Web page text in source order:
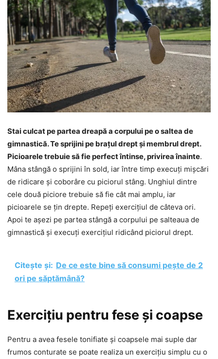
Stai culcat pe partea dreapă a corpului pe o saltea de
gimnastică. Te sprijini pe brațul drept și membrul drept.
Picioarele trebuie să fie perfect întinse, privirea înainte.
Mâna stângă o sprijini în sold, iar între timp execuți mișcări
de ridicare și coborâre cu piciorul stâng. Unghiul dintre
cele două piciore trebuie să fie cât mai amplu, iar
picioarele se țin drepte. Repeți exercițiul de câteva ori.
Apoi te așezi pe partea stângă a corpului pe salteaua de
gimnastică și execuți exercițiul ridicând piciorul drept.
Citește și: De ce este bine să consumi pește de 2
ori pe săptămână?
Exercițiu pentru fese și coapse
Pentru a avea fesele tonifiate și coapsele mai suple dar
frumos conturate se poate realiza un exercițiu simplu cu o